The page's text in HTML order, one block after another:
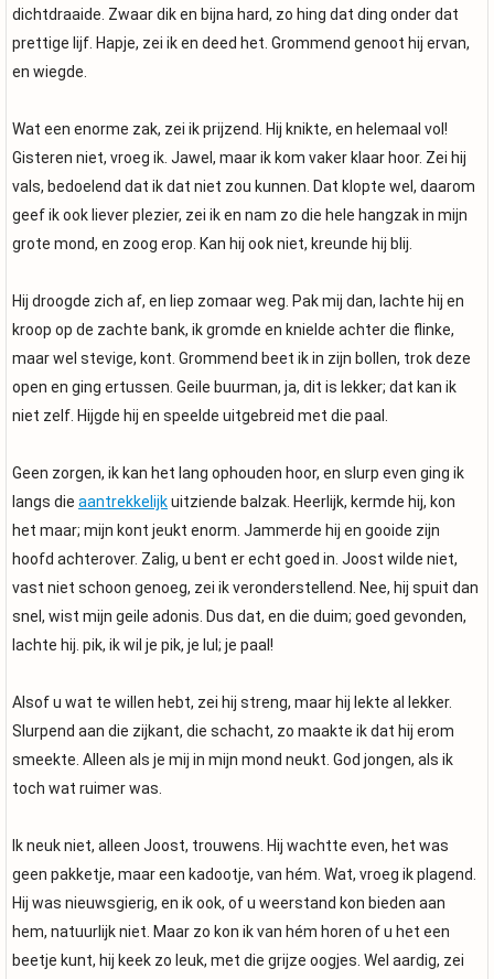
dichtdraaide. Zwaar dik en bijna hard, zo hing dat ding onder dat
prettige lijf. Hapje, zei ik en deed het. Grommend genoot hij ervan,
en wiegde.
Wat een enorme zak, zei ik prijzend. Hij knikte, en helemaal vol!
Gisteren niet, vroeg ik. Jawel, maar ik kom vaker klaar hoor. Zei hij
vals, bedoelend dat ik dat niet zou kunnen. Dat klopte wel, daarom
geef ik ook liever plezier, zei ik en nam zo die hele hangzak in mijn
grote mond, en zoog erop. Kan hij ook niet, kreunde hij blij.
Hij droogde zich af, en liep zomaar weg. Pak mij dan, lachte hij en
kroop op de zachte bank, ik gromde en knielde achter die flinke,
maar wel stevige, kont. Grommend beet ik in zijn bollen, trok deze
open en ging ertussen. Geile buurman, ja, dit is lekker; dat kan ik
niet zelf. Hijgde hij en speelde uitgebreid met die paal.
Geen zorgen, ik kan het lang ophouden hoor, en slurp even ging ik
langs die aantrekkelijkuitziende balzak. Heerlijk, kermde hij, kon
het maar; mijn kont jeukt enorm. Jammerde hij en gooide zijn
hoofd achterover. Zalig, u bent er echt goed in. Joost wilde niet,
vast niet schoon genoeg, zei ik veronderstellend. Nee, hij spuit dan
snel, wist mijn geile adonis. Dus dat, en die duim; goed gevonden,
lachte hij. pik, ik wil je pik, je lul; je paal!
Alsof u wat te willen hebt, zei hij streng, maar hij lekte al lekker.
Slurpend aan die zijkant, die schacht, zo maakte ik dat hij erom
smeekte. Alleen als je mij in mijn mond neukt. God jongen, als ik
toch wat ruimer was.
Ik neuk niet, alleen Joost, trouwens. Hij wachtte even, het was
geen pakketje, maar een kadootje, van hém. Wat, vroeg ik plagend.
Hij was nieuwsgierig, en ik ook, of u weerstand kon bieden aan
hem, natuurlijk niet. Maar zo kon ik van hém horen of u het een
beetje kunt, hij keek zo leuk, met die grijze oogjes. Wel aardig, zei